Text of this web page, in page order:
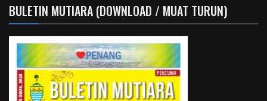
BULETIN MUTIARA (DOWNLOAD / MUAT TURUN)